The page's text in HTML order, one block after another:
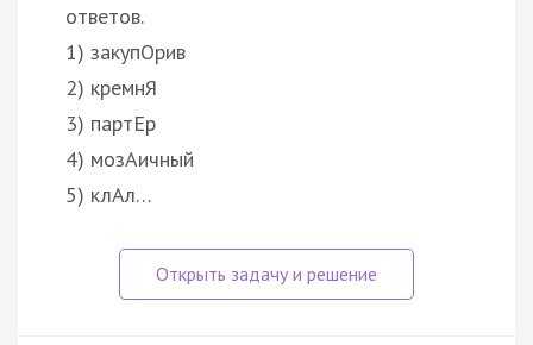
ответов.
1) закупОрив
2) кремнЯ
3) партЕр
4) мозАичный
5) клАл…